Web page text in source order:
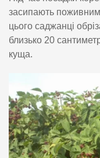
засипають
цього саджанці
близько 20
куща.